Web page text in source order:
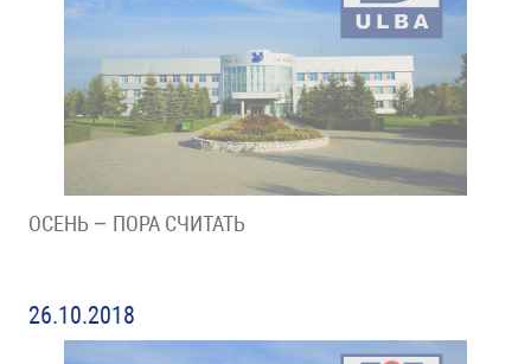
ОСЕНЬ – ПОРА СЧИТАТЬ
26.10.2018